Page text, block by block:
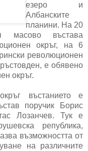
езеро и
Албанските
планини. На 20
масово въстава
окръг, на 6
революционен
е обявено
окръг.
въстанието е
поручик Борис
Лозанчев. Тук е
република,
възможността от
на различните